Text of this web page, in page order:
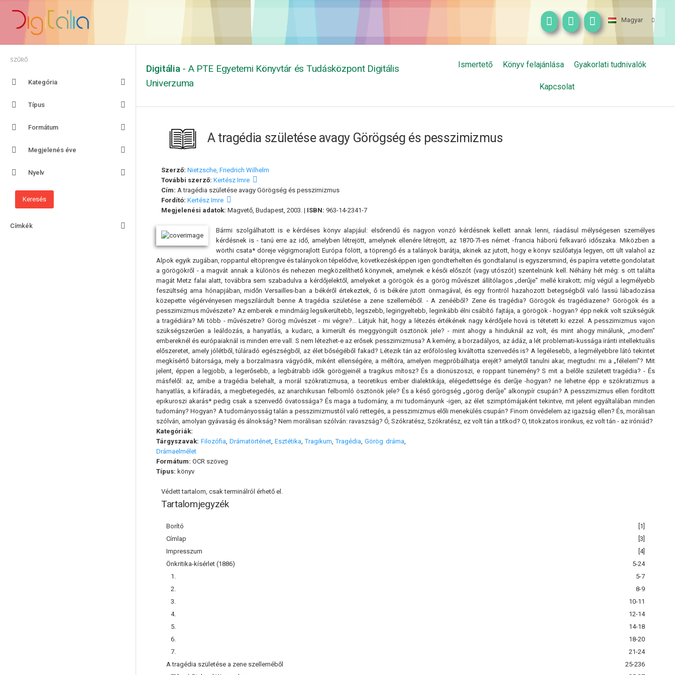
Magyar
SZŰRŐ
Kategória
Típus
Formátum
Megjelenés éve
Nyelv
Címkék
Digitália - A PTE Egyetemi Könyvtár és Tudásközpont Digitális
Univerzuma
Ismertető Könyv felajánlása Gyakorlati tudnivalók
Kapcsolat
A tragédia születése avagy Görögség és pesszimizmus
Szerző: Nietzsche, Friedrich Wilhelm
További szerző: Kertész Imre
Cím: A tragédia születése avagy Görögség és pesszimizmus
Fordító: Kertész Imre
Megjelenési adatok: Magvető, Budapest, 2003. | ISBN: 963-14-2341-7
Bármi szolgálhatott is e kérdéses könyv alapjául: elsőrendű és nagyon vonzó kérdésnek kellett annak lenni, ráadásul mélységesen személyes
kérdésnek is - tanú erre az idő, amelyben létrejött, amelynek ellenére létrejött, az 1870-7l-es német -francia háború felkavaró időszaka. Miközben a
wörthi csata* döreje végigmorajlott Európa fölött, a töprengő és a talányok barátja, akinek az jutott, hogy e könyv szülőatyja legyen, ott ült valahol az
Alpok egyik zugában, roppantul eltöprengve és talányokon tépelődve, következésképpen igen gondterhelten és gondtalanul is egyszersmind, és papírra vetette gondolatait
a görögökről - a magvát annak a különös és nehezen megközelíthető könyvnek, amelynek e késői előszót (vagy utószót) szentelnünk kell. Néhány hét még: s ott találta
magát Metz falai alatt, továbbra sem szabadulva a kérdőjelektől, amelyeket a görögök és a görög művészet állítólagos „derűje" mellé kirakott; míg végül a legmélyebb
feszültség ama hónapjában, midőn Versailles-ban a békéről értekeztek, ő is békére jutott önmagával, és egy frontról hazahozott betegségből való lassú lábadozása
közepette végérvényesen megszilárdult benne A tragédia születése a zene szelleméből. - A zenééből? Zene és tragédia? Görögök és tragédiazene? Görögök és a
pesszimizmus művészete? Az emberek e mindmáig legsikerültebb, legszebb, legirigyeltebb, leginkább élni csábító fajtája, a görögök - hogyan? épp nekik volt szükségük
a tragédiára? Mi több - művészetre? Görög művészet - mi végre?... Látjuk hát, hogy a létezés értékének nagy kérdőjele hová is tétetett ki ezzel. A pesszimizmus vajon
szükségszerűen a leáldozás, a hanyatlás, a kudarc, a kimerült és meggyöngült ösztönök jele? - mint ahogy a hinduknál az volt, és mint ahogy minálunk, „modern"
embereknél és európaiaknál is minden erre vall. S nem létezhet-e az erősek pesszimizmusa? A kemény, a borzadályos, az ádáz, a lét problemati-kussága iránti intellektuális
előszeretet, amely jólétből, túláradó egészségből, az élet bőségéből fakad? Létezik tán az erőfölösleg kiváltotta szenvedés is? A legélesebb, a legmélyebbre látó tekintet
megkísértő bátorsága, mely a borzalmasra vágyódik, miként ellenségére, a méltóra, amelyen megpróbálhatja erejét? amelytől tanulni akar, megtudni: mi a „félelem"? Mit
jelent, éppen a legjobb, a legerősebb, a legbátrabb idők görögjeinél a tragikus mítosz? És a dionüszoszi, e roppant tünemény? S mit a belőle született tragédia? - És
másfelől: az, amibe a tragédia belehalt, a morál szókratizmusa, a teoretikus ember dialektikája, elégedettsége és derűje -hogyan? ne lehetne épp e szókratizmus a
hanyatlás, a kifáradás, a megbetegedés, az anarchikusan felbomló ösztönök jele? És a késő görögség „görög derűje" alkonypír csupán? A pesszimizmus ellen fordított
epikuroszi akarás* pedig csak a szenvedő óvatossága? És maga a tudomány, a mi tudományunk -igen, az élet szimptómájaként tekintve, mit jelent egyáltalában minden
tudomány? Hogyan? A tudományosság talán a pesszimizmustól való rettegés, a pesszimizmus előli menekülés csupán? Finom önvédelem az igazság ellen? És, morálisan
szólván, amolyan gyávaság és álnokság? Nem morálisan szólván: ravaszság? Ó, Szókratész, Szókratész, ez volt tán a titkod? O, titokzatos ironikus, ez volt tán - az iróniád?
Kategóriák:
Tárgyszavak: Filozófia ,Drámatörténet ,Esztétika ,Tragikum ,Tragédia ,Görög dráma
Drámaelmélet
Formátum: OCR szöveg
Típus: könyv
Védett tartalom, csak terminálról érhető el.
Tartalomjegyzék
Borító
[1]
Címlap
[3]
Impresszum
[4]
Önkritika-kísérlet (1886)
5-24
1.
5-7
2.
8-9
3.
10-11
4.
12-14
5.
14-18
6.
18-20
7.
21-24
A tragédia születése a zene szelleméből
25-236